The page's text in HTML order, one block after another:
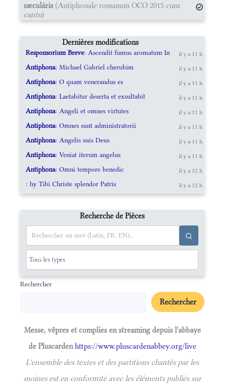
sæculáris (Antiphonale romanum OCO 2015 cum
cantu)
Dernières modifications
Responsorium Breve: Ascendit fumus aromatum In il y a 11 h
Antiphona: Michael Gabriel cherubim il y a 11 h
Antiphona: O quam venerandus es il y a 11 h
Antiphona: Laetabitur deserta et exsultabit il y a 11 h
Antiphona: Angeli et omnes virtutes il y a 11 h
Antiphona: Omnes sunt administratorii il y a 11 h
Antiphona: Angelis suis Deus il y a 11 h
Antiphona: Veniat iterum angelus il y a 11 h
Antiphona: Omni tempore benedic il y a 12 h
: hy Tibi Christe splendor Patris il y a 12 h
Recherche de Pièces
Rechercher
Rechercher
Messe, vêpres et complies en streaming depuis l'abbaye
de Pluscardenhttps://www.pluscardenabbey.org/live
L'ensemble des textes et des partitions chantés par les
moines est en conformité avec les éléments publiés sur